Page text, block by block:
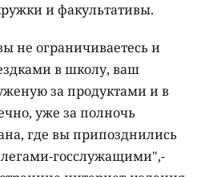
и факультативы.
не ограничиваетесь и
в школу, ваш
за продуктами и в
уже за полночь
где вы припозднились
госслужащими",-